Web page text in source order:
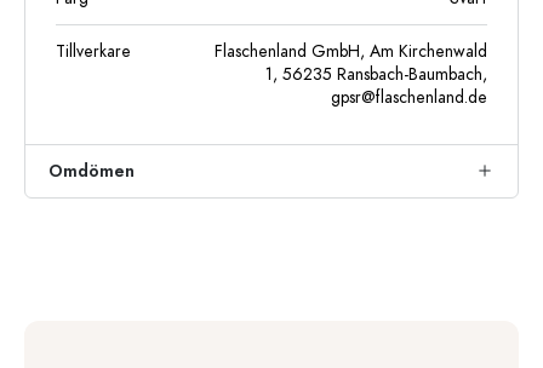
Tillverkare
Flaschenland GmbH, Am Kirchenwald
1, 56235 Ransbach-Baumbach,
gpsr@flaschenland.de
Omdömen